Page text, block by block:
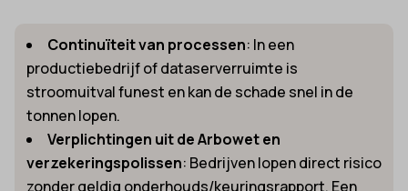
Continuïteit van processen: In een
productiebedrijf of dataserverruimte is
stroomuitval funest en kan de schade snel in de
tonnen lopen.
Verplichtingen uit de Arbowet en
verzekeringspolissen: Bedrijven lopen direct risico
zonder geldig onderhouds/keuringsrapport. Een